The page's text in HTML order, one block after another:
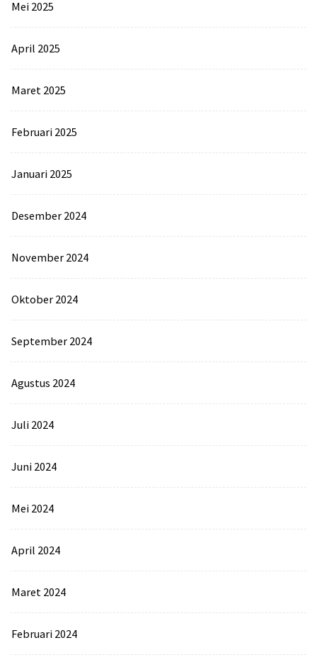
Mei 2025
April 2025
Maret 2025
Februari 2025
Januari 2025
Desember 2024
November 2024
Oktober 2024
September 2024
Agustus 2024
Juli 2024
Juni 2024
Mei 2024
April 2024
Maret 2024
Februari 2024